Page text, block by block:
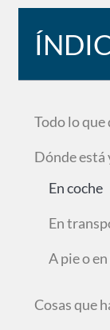
Todo lo que
Dónde está
En coche
En
A pie o
Cosas que